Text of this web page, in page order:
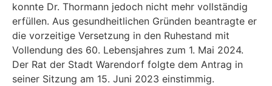
konnte Dr. Thormann jedoch nicht mehr vollständig
erfüllen. Aus gesundheitlichen Gründen beantragte er
die vorzeitige Versetzung in den Ruhestand mit
Vollendung des 60. Lebensjahres zum 1. Mai 2024.
Der Rat der Stadt Warendorf folgte dem Antrag in
seiner Sitzung am 15. Juni 2023 einstimmig.